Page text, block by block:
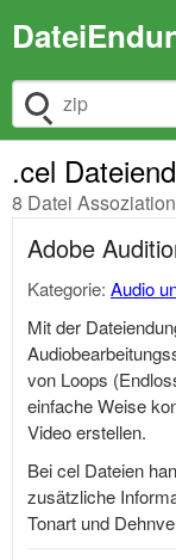
Dateiendung suchen
.cel
8 Datei
Adobe
Kategorie: Audio
Mit der
von Loops
einfache Weise
Video erstellen.
Bei cel Dateien
zusätzliche
Tonart und